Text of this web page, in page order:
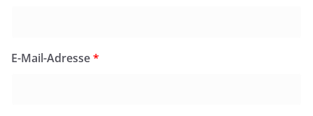
E-Mail-Adresse*